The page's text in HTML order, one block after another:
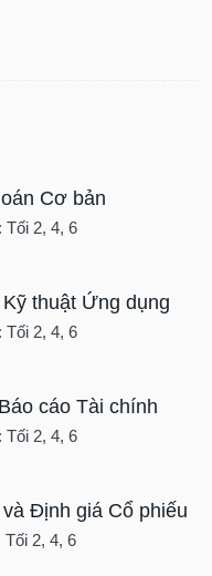
Cơ bản
Tối 2, 4, 6
thuật Ứng dụng
Tối 2, 4, 6
cáo Tài chính
Tối 2, 4, 6
Định giá Cổ phiếu
Tối 2, 4, 6